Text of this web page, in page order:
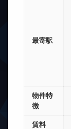
最寄駅
物件特
徴
賃料